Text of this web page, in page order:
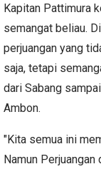
Kapitan Pattimura
semangat beliau.
perjuangan yang
saja, tetapi
dari Sabang
Ambon.
"Kita semua ini
Namun